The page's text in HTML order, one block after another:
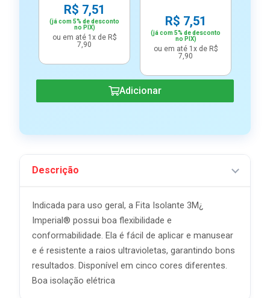
R$ 7,51
(já com 5% de desconto
no PIX)
ou em até 1x de R$
7,90
R$ 7,51
(já com 5% de desconto
no PIX)
ou em até 1x de R$
7,90
Adicionar
Descrição
Indicada para uso geral, a Fita Isolante 3M¿
Imperial® possui boa flexibilidade e
conformabilidade. Ela é fácil de aplicar e manusear
e é resistente a raios ultravioletas, garantindo bons
resultados. Disponível em cinco cores diferentes.
Boa isolação elétrica